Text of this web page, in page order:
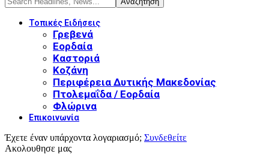
Τοπικές Ειδήσεις
Γρεβενά
Εορδαία
Καστοριά
Κοζάνη
Περιφέρεια Δυτικής Μακεδονίας
Πτολεμαΐδα / Εορδαία
Φλώρινα
Επικοινωνία
Έχετε έναν υπάρχοντα λογαριασμό; Συνδεθείτε
Ακολουθησε μας